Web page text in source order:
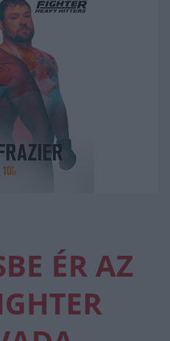
ÉR AZ